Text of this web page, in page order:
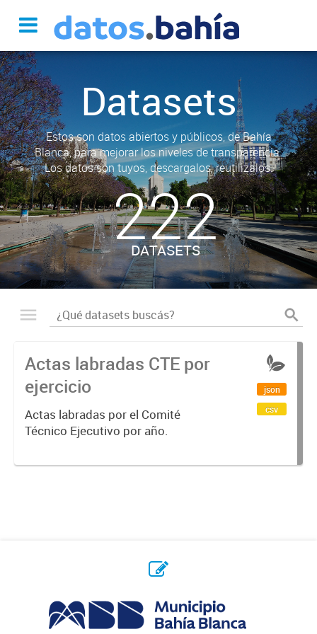
Datasets
Estos son datos abiertos y públicos, de Bahía
Blanca, para mejorar los niveles de transparencia.
Los datos son tuyos, descargalos, reutilizalos.
222
DATASETS
Actas labradas CTE por
ejercicio
Actas labradas por el Comité
Técnico Ejecutivo por año.
json
csv